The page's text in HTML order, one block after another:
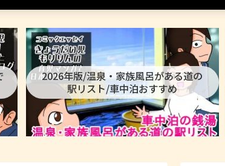
2026年版/温泉・家族風呂がある道の
駅リスト/車中泊おすすめ